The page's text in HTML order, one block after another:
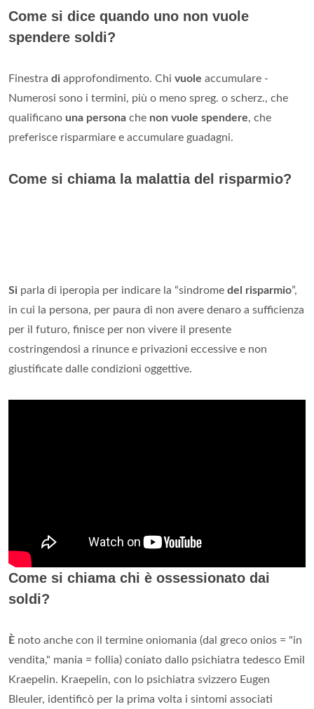
Come si dice quando uno non vuole
spendere soldi?
Finestra di approfondimento. Chi vuole accumulare -
Numerosi sono i termini, più o meno spreg. o scherz., che
qualificano una persona che non vuole spendere, che
preferisce risparmiare e accumulare guadagni.
Come si chiama la malattia del risparmio?
Si parla di iperopia per indicare la “sindrome del risparmio”,
in cui la persona, per paura di non avere denaro a sufficienza
per il futuro, finisce per non vivere il presente
costringendosi a rinunce e privazioni eccessive e non
giustificate dalle condizioni oggettive.
Come si chiama chi è ossessionato dai
soldi?
È noto anche con il termine oniomania (dal greco onios = "in
vendita," mania = follia) coniato dallo psichiatra tedesco Emil
Kraepelin. Kraepelin, con lo psichiatra svizzero Eugen
Bleuler, identificò per la prima volta i sintomi associati